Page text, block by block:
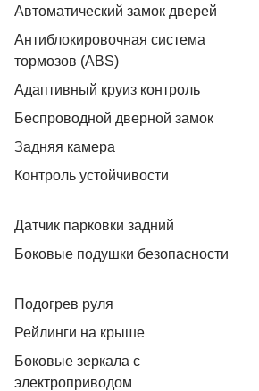
Автоматический замок дверей
Антиблокировочная система
тормозов (ABS)
Адаптивный круиз контроль
Беспроводной дверной замок
Задняя камера
Контроль устойчивости
Датчик парковки задний
Боковые подушки безопасности
Подогрев руля
Рейлинги на крыше
Боковые зеркала с
электроприводом